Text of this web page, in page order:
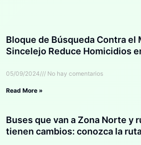
Bloque de Búsqueda Contra el
Sincelejo Reduce Homicidios
05/09/2024 No hay comentarios
Read More »
Buses que van a Zona Norte y
tienen cambios: conozca la